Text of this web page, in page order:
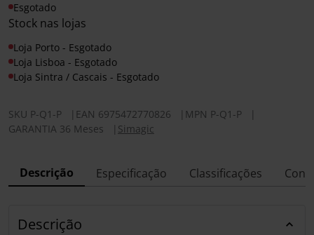
Esgotado
Stock nas lojas
Loja Porto - Esgotado
Loja Lisboa - Esgotado
Loja Sintra / Cascais - Esgotado
SKU P-Q1-P EAN 6975472770826 MPN P-Q1-P
GARANTIA 36 Meses
Simagic
Descrição Especificação Classificações
Descrição